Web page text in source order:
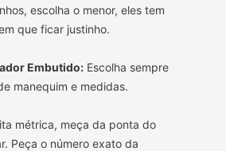
escolha o menor, eles tem
que ficar justinho.
Embutido: Escolha sempre
manequim e medidas.
métrica, meça da ponta do
Peça o número exato da